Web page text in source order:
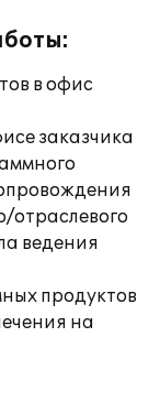
в офис
заказчика
отраслевого
ведения
продуктов
на